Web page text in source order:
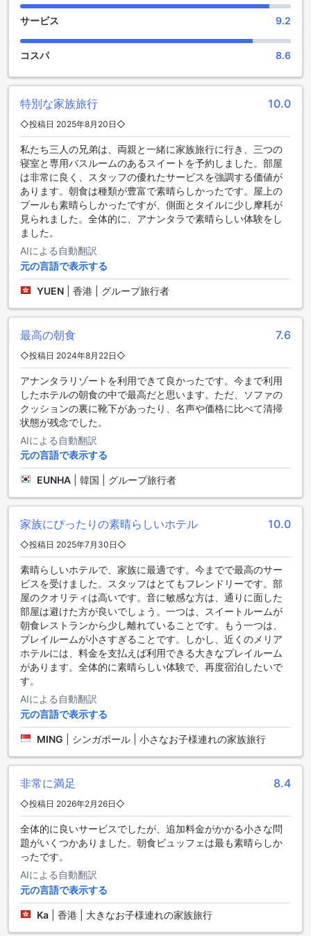
ターテイメント施設を通じて、心地よい滞在を提供します。
充実したスポーツ施設でアクティブな滞在を楽しもう
おり、アクティブな滞在を楽しむことができます。室内プー
にはゴルフコースもあり、ゴルフ愛好家にとってはまさに天
国です。フィットネスセンターでは、最新のトレーニング機
器を使用して自分のペースでエクササイズすることができま
す。屋外プールでは、清涼感あふれる水中でのリフレッシュ
が可能です。ヨガルームでは、心と体をリラックスさせるこ
とができます。さらに、無料のフィットネスセンターも利用
でき、24時間いつでもトレーニングが可能です。アナンタラ
サービスド スイーツは、スポーツ施設が充実しているため、
アクティブな滞在を希望するゲストに最適な選択肢です。
便利な施設が充実したアナンタラ サービスド スイーツ
アナンタラ サービスド スイーツは、快適な滞在をサポートす
るさまざまな便利な施設を提供しています。まず、24時間対
を楽しむことができます。また、ランドリーサービスやドラ
イクリーニングサービスも利用でき、長期滞在にも便利で
す。さらに、お部屋への配達サービスやセーフティボックス
も完備されており、安心しておくつろぎいただけます。コン
まざまなお手伝いをしてくれます。公共エリアではWi-Fiが利
用可能で、快適なインターネット環境を提供しています。喫
煙席も設けられており、タバコを吸われる方も快適にお過ご
しいただけます。全客室で無料のWi-Fiが利用でき、ビジネス
やプライベートでのインターネット利用もスムーズです。そ
の他にも、エクスプレスチェックイン/チェックアウトや荷物
預かり、デイリーハウスキーピング、コインランドリーなど
のサービスも充実しています。
アナンタラ サービスド スイーツは、快適な滞在をお約束する
迎サービスがありますので、疲れた旅行者も安心です。ま
た、バレットパーキングや駐車場も完備されており、お車で
の移動も便利です。さらに、レンタカーサービスもご利用い
ただけますので、自由な観光計画を立てることができます。
もちろん、タクシーサービスも利用可能ですので、観光地へ
の移動もスムーズに行えます。チケットサービスも提供され
ており、お出かけの際には便利です。さらに、敷地内には無
料の駐車場もありますので、お車でお越しの方も安心してご
利用いただけます。アナンタラ サービスド スイーツは、快適
な交通環境を整えており、お客様の滞在をより一層充実させ
ることでしょう。
アナンタラ チェンマイ サービスト スイーツの客室設備
アナンタラ チェンマイ サービスト スイーツでは、快適な滞在
を実現するための充実した客室設備を提供しています。各客
室にはエアコンが完備されており、タイの暑い日でも快適に
過ごすことができます。また、バスローブや高品質なリネン
が用意されており、リラックスしたひとときをお過ごしいた
だけます。毎日の新聞サービスもあり、最新の情報を手に入
れることができます。
さらに、客室にはテレビや冷蔵庫、コーヒー/ティーメーカー
があり、くつろぎながらお好きな飲み物を楽しむことができ
ます。バルコニーやテラスも完備されており、美しい景色を
眺めながらのんびり過ごすのに最適です。バスルームにはヘ
アドライヤーとアメニティが揃っており、快適なバスタイム
サービス 9.2
コスパ 8.6
特別な家族旅行 10.0
◇投稿日 2025年8月20日◇
私たち三人の兄弟は、両親と一緒に家族旅行に行き、三つの
寝室と専用バスルームのあるスイートを予約しました。部屋
は非常に良く、スタッフの優れたサービスを強調する価値が
あります。朝食は種類が豊富で素晴らしかったです。屋上の
プールも素晴らしかったですが、側面とタイルに少し摩耗が
見られました。全体的に、アナンタラで素晴らしい体験をし
ました。
AIによる自動翻訳
元の言語で表示する
YUEN 香港 | グループ旅行者
最高の朝食 7.6
◇投稿日 2024年8月22日◇
アナンタラリゾートを利用できて良かったです。今まで利用
したホテルの朝食の中で最高だと思います。ただ、ソファの
クッションの裏に靴下があったり、名声や価格に比べて清掃
状態が残念でした。
AIによる自動翻訳
元の言語で表示する
EUNHA 韓国 | グループ旅行者
家族にぴったりの素晴らしいホテル 10.0
◇投稿日 2025年7月30日◇
素晴らしいホテルで、家族に最適です。今までで最高のサー
ビスを受けました。スタッフはとてもフレンドリーです。部
屋のクオリティは高いです。音に敏感な方は、通りに面した
部屋は避けた方が良いでしょう。一つは、スイートルームが
朝食レストランから少し離れていることです。もう一つは、
プレイルームが小さすぎることです。しかし、近くのメリア
ホテルには、料金を支払えば利用できる大きなプレイルーム
があります。全体的に素晴らしい体験で、再度宿泊したいで
す。
AIによる自動翻訳
元の言語で表示する
MING シンガポール | 小さなお子様連れの家族旅行
非常に満足 8.4
◇投稿日 2026年2月26日◇
全体的に良いサービスでしたが、追加料金がかかる小さな問
題がいくつかありました。朝食ビュッフェは最も素晴らしか
ったです。
AIによる自動翻訳
元の言語で表示する
Ka 香港 | 大きなお子様連れの家族旅行